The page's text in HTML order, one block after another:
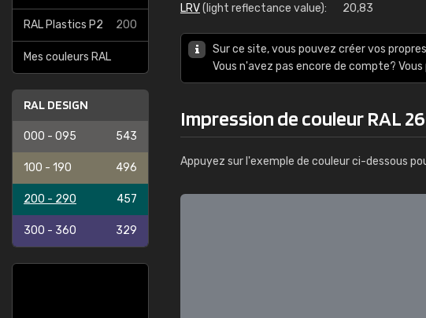
RAL Plastics P2 200
Mes couleurs RAL
RAL DESIGN
000 - 095 543
100 - 190 496
200 - 290 457
300 - 360 329
LRV(light reflectance value): 20,83
Sur ce site, vous pouvez créer vos
Vous n'avez pas encore de compte? Vous
Impression de couleur RAL
Appuyez sur l'exemple de couleur ci-dessous